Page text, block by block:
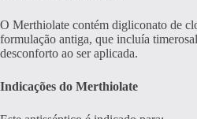
O Merthiolate contém digliconato de
formulação antiga, que incluía
desconforto ao ser aplicada.
Indicações do Merthiolate